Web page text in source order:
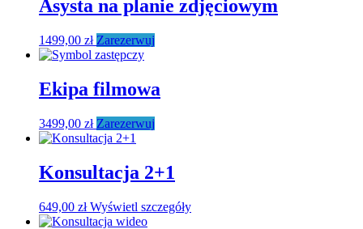
Asysta na planie zdjęciowym
1499,00 zł Zarezerwuj
Ekipa filmowa
3499,00 zł Zarezerwuj
Konsultacja 2+1
649,00 zł Wyświetl szczegóły